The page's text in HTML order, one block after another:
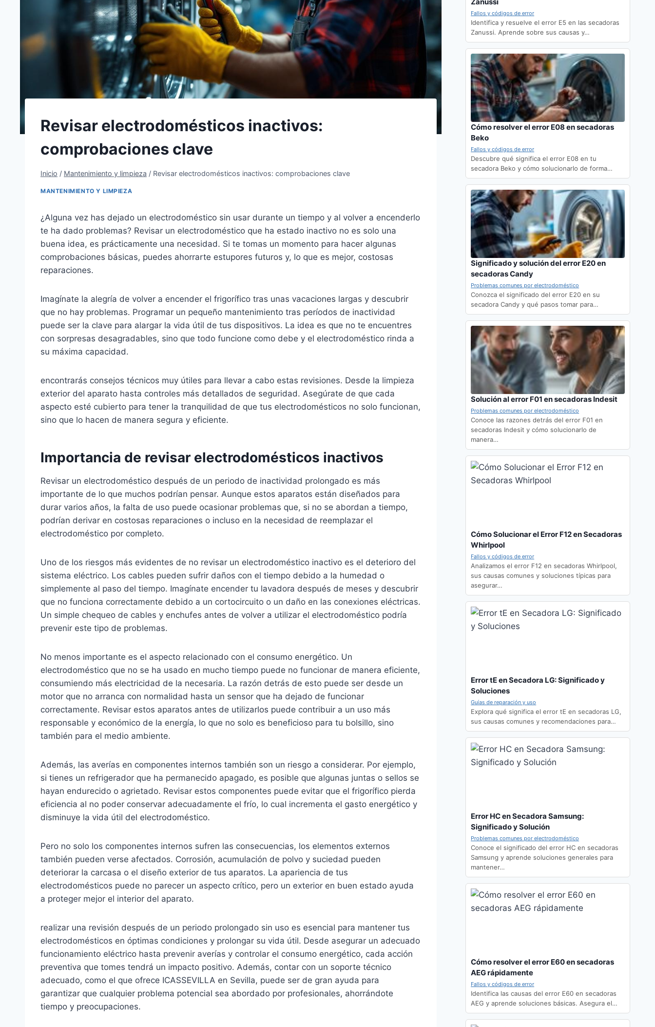
Revisar electrodomésticos inactivos:
comprobaciones clave
Inicio / Mantenimiento y limpieza / Revisar electrodomésticos inactivos: comprobaciones clave
MANTENIMIENTO Y LIMPIEZA
¿Alguna vez has dejado un electrodoméstico sin usar durante un tiempo y al volver a encenderlo
te ha dado problemas? Revisar un electrodoméstico que ha estado inactivo no es solo una
buena idea, es prácticamente una necesidad. Si te tomas un momento para hacer algunas
comprobaciones básicas, puedes ahorrarte estupores futuros y, lo que es mejor, costosas
reparaciones.
Imagínate la alegría de volver a encender el frigorífico tras unas vacaciones largas y descubrir
que no hay problemas. Programar un pequeño mantenimiento tras períodos de inactividad
puede ser la clave para alargar la vida útil de tus dispositivos. La idea es que no te encuentres
con sorpresas desagradables, sino que todo funcione como debe y el electrodoméstico rinda a
su máxima capacidad.
encontrarás consejos técnicos muy útiles para llevar a cabo estas revisiones. Desde la limpieza
exterior del aparato hasta controles más detallados de seguridad. Asegúrate de que cada
aspecto esté cubierto para tener la tranquilidad de que tus electrodomésticos no solo funcionan,
sino que lo hacen de manera segura y eficiente.
Importancia de revisar electrodomésticos inactivos
Revisar un electrodoméstico después de un periodo de inactividad prolongado es más
importante de lo que muchos podrían pensar. Aunque estos aparatos están diseñados para
durar varios años, la falta de uso puede ocasionar problemas que, si no se abordan a tiempo,
podrían derivar en costosas reparaciones o incluso en la necesidad de reemplazar el
electrodoméstico por completo.
Uno de los riesgos más evidentes de no revisar un electrodoméstico inactivo es el deterioro del
sistema eléctrico. Los cables pueden sufrir daños con el tiempo debido a la humedad o
simplemente al paso del tiempo. Imagínate encender tu lavadora después de meses y descubrir
que no funciona correctamente debido a un cortocircuito o un daño en las conexiones eléctricas.
Un simple chequeo de cables y enchufes antes de volver a utilizar el electrodoméstico podría
prevenir este tipo de problemas.
No menos importante es el aspecto relacionado con el consumo energético. Un
electrodoméstico que no se ha usado en mucho tiempo puede no funcionar de manera eficiente,
consumiendo más electricidad de la necesaria. La razón detrás de esto puede ser desde un
motor que no arranca con normalidad hasta un sensor que ha dejado de funcionar
correctamente. Revisar estos aparatos antes de utilizarlos puede contribuir a un uso más
responsable y económico de la energía, lo que no solo es beneficioso para tu bolsillo, sino
también para el medio ambiente.
Además, las averías en componentes internos también son un riesgo a considerar. Por ejemplo,
si tienes un refrigerador que ha permanecido apagado, es posible que algunas juntas o sellos se
hayan endurecido o agrietado. Revisar estos componentes puede evitar que el frigorífico pierda
eficiencia al no poder conservar adecuadamente el frío, lo cual incrementa el gasto energético y
disminuye la vida útil del electrodoméstico.
Pero no solo los componentes internos sufren las consecuencias, los elementos externos
también pueden verse afectados. Corrosión, acumulación de polvo y suciedad pueden
deteriorar la carcasa o el diseño exterior de tus aparatos. La apariencia de tus
electrodomésticos puede no parecer un aspecto crítico, pero un exterior en buen estado ayuda
a proteger mejor el interior del aparato.
realizar una revisión después de un periodo prolongado sin uso es esencial para mantener tus
electrodomésticos en óptimas condiciones y prolongar su vida útil. Desde asegurar un adecuado
funcionamiento eléctrico hasta prevenir averías y controlar el consumo energético, cada acción
preventiva que tomes tendrá un impacto positivo. Además, contar con un soporte técnico
adecuado, como el que ofrece ICASSEVILLA en Sevilla, puede ser de gran ayuda para
garantizar que cualquier problema potencial sea abordado por profesionales, ahorrándote
tiempo y preocupaciones.
Fallos y códigos de error
Identifica y resuelve el error E5 en las secadoras
Zanussi. Aprende sobre sus causas y…
Cómo resolver el error E08 en secadoras
Beko
Fallos y códigos de error
Descubre qué significa el error E08 en tu
secadora Beko y cómo solucionarlo de forma…
Significado y solución del error E20 en
secadoras Candy
Problemas comunes por electrodoméstico
Conozca el significado del error E20 en su
secadora Candy y qué pasos tomar para…
Solución al error F01 en secadoras Indesit
Problemas comunes por electrodoméstico
Conoce las razones detrás del error F01 en
secadoras Indesit y cómo solucionarlo de
manera…
Cómo Solucionar el Error F12 en Secadoras
Whirlpool
Fallos y códigos de error
Analizamos el error F12 en secadoras Whirlpool,
sus causas comunes y soluciones típicas para
asegurar…
Error tE en Secadora LG: Significado y
Soluciones
Guías de reparación y uso
Explora qué significa el error tE en secadoras LG,
sus causas comunes y recomendaciones para…
Error HC en Secadora Samsung:
Significado y Solución
Problemas comunes por electrodoméstico
Conoce el significado del error HC en secadoras
Samsung y aprende soluciones generales para
mantener…
Cómo resolver el error E60 en secadoras
AEG rápidamente
Fallos y códigos de error
Identifica las causas del error E60 en secadoras
AEG y aprende soluciones básicas. Asegura el…